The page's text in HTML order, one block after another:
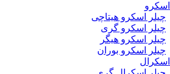
چیلر اسکرو هیتاچی
چیلر اسکرو گری
چیلر اسکرو هیگر
چیلر اسکرو بوران